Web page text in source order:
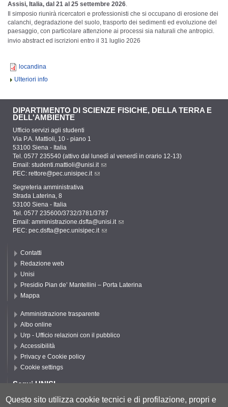
Assisi, Italia, dal 21 al 25 settembre 2026.
Il simposio riunirà ricercatori e professionisti che si occupano di erosione dei
calanchi, degradazione del suolo, trasporto dei sedimenti ed evoluzione del
paesaggio, con particolare attenzione ai processi sia naturali che antropici.
invio abstract ed iscrizioni entro il 31 luglio 2026
locandina
Ulteriori info
DIPARTIMENTO DI SCIENZE FISICHE, DELLA TERRA E
DELL'AMBIENTE
Ufficio servizi agli studenti
Via P.A. Mattioli, 10 - piano 1
53100 Siena - Italia
Tel. 0577 235540 (attivo dal lunedì al venerdì in orario 12-13)
Email: studenti.mattioli@unisi.it
PEC: rettore@pec.unisipec.it
Segreteria amministrativa
Strada Laterina, 8
53100 Siena - Italia
Tel. 0577 235600/3732/3781/3787
Email: amministrazione.dsfta@unisi.it
PEC: pec.dsfta@pec.unisipec.it
Contatti
Redazione web
Unisi
Presidio Pian de’ Mantellini – Porta Laterina
Mappa
Amministrazione trasparente
Albo online
Urp - Ufficio relazioni con il pubblico
Accessibilità
Privacy e Cookie policy
Cookie settings
Segui UNISI
Questo sito utilizza cookie tecnici e di profilazione, propri e